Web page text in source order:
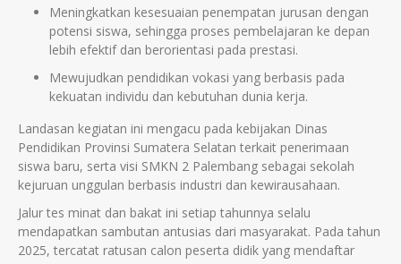
Meningkatkan kesesuaian penempatan jurusan dengan
potensi siswa, sehingga proses pembelajaran ke depan
lebih efektif dan berorientasi pada prestasi.
Mewujudkan pendidikan vokasi yang berbasis pada
kekuatan individu dan kebutuhan dunia kerja.
Landasan kegiatan ini mengacu pada kebijakan Dinas
Pendidikan Provinsi Sumatera Selatan terkait penerimaan
siswa baru, serta visi SMKN 2 Palembang sebagai sekolah
kejuruan unggulan berbasis industri dan kewirausahaan.
Jalur tes minat dan bakat ini setiap tahunnya selalu
mendapatkan sambutan antusias dari masyarakat. Pada tahun
2025, tercatat ratusan calon peserta didik yang mendaftar